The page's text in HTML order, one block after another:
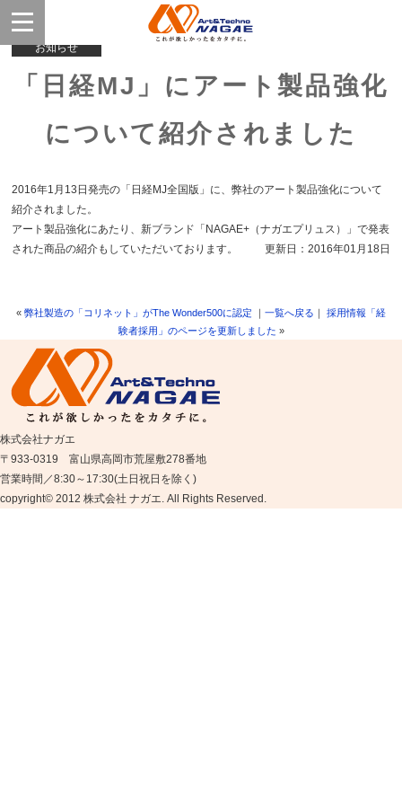
お知らせ
「日経MJ」にアート製品強化
について紹介されました
2016年1月13日発売の「日経MJ全国版」に、弊社のアート製品強化について
紹介されました。
アート製品強化にあたり、新ブランド「NAGAE+（ナガエプリュス）」で発表
された商品の紹介もしていただいております。
更新日：2016年01月18日
« 弊社製造の「コリネット」がThe Wonder500に認定 ｜ 一覧へ戻る ｜ 採用情報「経
験者採用」のページを更新しました »
株式会社ナガエ
〒933-0319 富山県高岡市荒屋敷278番地
営業時間／8:30～17:30(土日祝日を除く)
copyright© 2012 株式会社 ナガエ. All Rights Reserved.